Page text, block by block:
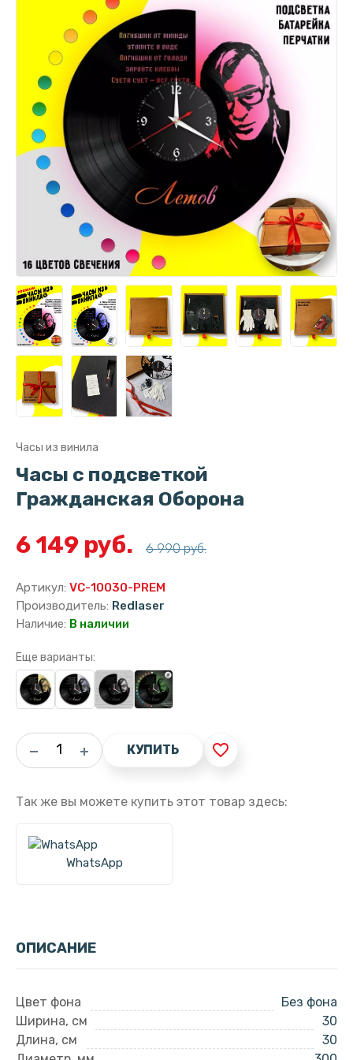
Часы из винила
Часы с подсветкой
Гражданская Оборона
6 149 руб. 6 990 руб.
Артикул: VC-10030-PREM
Производитель: Redlaser
Наличие: В наличии
Еще варианты:
КУПИТЬ favorite_border
Так же вы можете купить этот товар здесь:
WhatsApp
ОПИСАНИЕ
Цвет фона
Без фона
Ширина, см
30
Длина, см
30